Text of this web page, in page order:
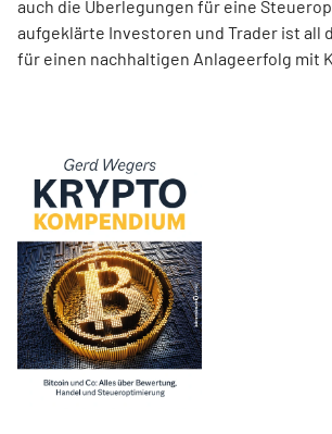
auch die Überlegungen für eine
aufgeklärte Investoren und Trader ist all
für einen nachhaltigen Anlageerfolg mit